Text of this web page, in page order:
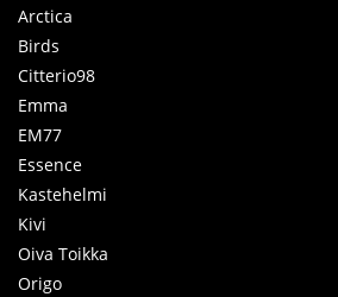
Arctica
Birds
Citterio98
Emma
EM77
Essence
Kastehelmi
Kivi
Oiva Toikka
Origo